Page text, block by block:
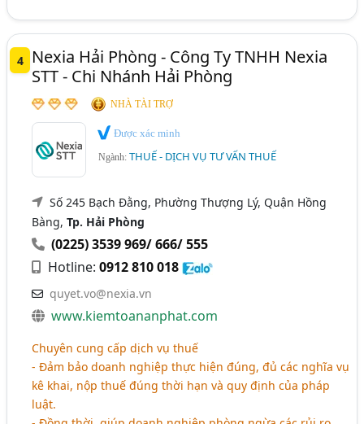
4
Nexia Hải Phòng - Công Ty TNHH Nexia
STT - Chi Nhánh Hải Phòng
NHÀ TÀI TRỢ
Được xác minh
Ngành:THUẾ - DỊCH VỤ TƯ VẤN THUẾ
Số 245 Bạch Đằng, Phường Thượng Lý, Quận Hồng
Bàng,Tp. Hải Phòng
(0225) 3539 969/ 666/ 555
Hotline:0912 810 018
quyet.vo@nexia.vn
www.kiemtoananphat.com
Chuyên cung cấp dịch vụ thuế
- Đảm bảo doanh nghiệp thực hiện đúng, đủ các nghĩa vụ
kê khai, nộp thuế đúng thời hạn và quy định của pháp
luật.